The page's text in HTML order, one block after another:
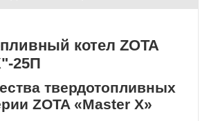
котел ZOTA
25П
твердотопливных
ZOTA «Master X»